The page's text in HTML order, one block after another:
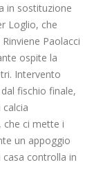
in sostituzione
Loglio, che
Paolacci
ospite la
Intervento
fischio finale,
che ci mette i
un appoggio
casa controlla in